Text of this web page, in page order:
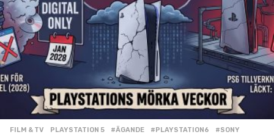
FILM & TV ,PLAYSTATION 5 #ÄGANDE ,#PLAYSTATION6 ,#SONY